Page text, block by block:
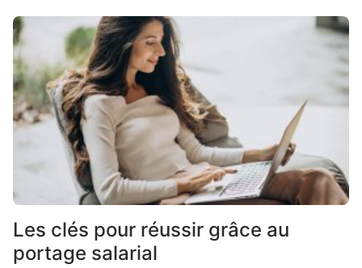
Les clés pour réussir grâce au
portage salarial